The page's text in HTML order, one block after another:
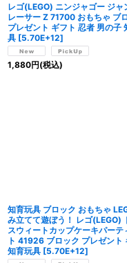
レゴ(LEGO) ニンジャゴー ジャ
レーサー Z 71700 おもちゃ ブ
プレゼント ギフト 忍者 男の子
具 [5.70E+12]
1,880円(税込)
知育玩具 ブロック おもちゃ
み立てて遊ぼう！ レゴ(LEGO)
スウィートカップケーキパーテ
ト 41926 ブロック プレゼント
知育玩具 [5.70E+12]